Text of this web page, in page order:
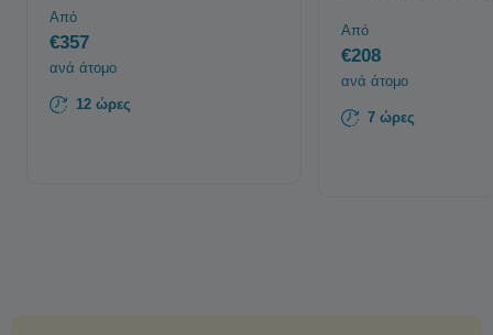
Από
€357
ανά άτομο
12 ώρες
Από
€208
ανά άτομο
7 ώρες